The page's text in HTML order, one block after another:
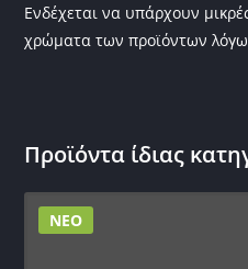
Ενδέχεται να υπάρχουν
χρώματα των προϊόντων
Προϊόντα ίδιας
ΝΕΟ